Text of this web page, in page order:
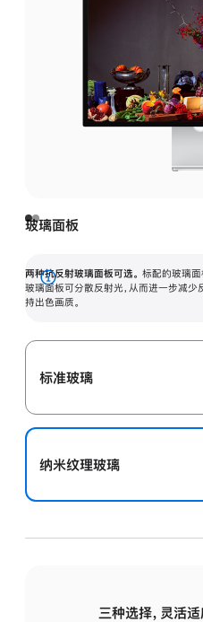
玻璃面板
两种抗反射玻璃面板可选。 标配的玻璃面
玻璃面板可分散反射光，从而进一步减少
持出色画质。
展
开
标准玻璃
纳米纹理玻璃
三种选择，灵活